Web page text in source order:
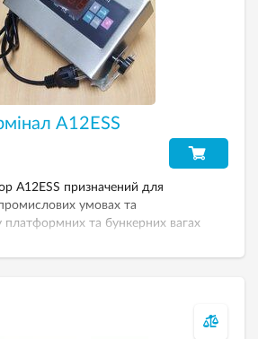
А12ESS
A12ESS призначений для
умовах та
платформних та бункерних вагах
інтерфейс RS232 для